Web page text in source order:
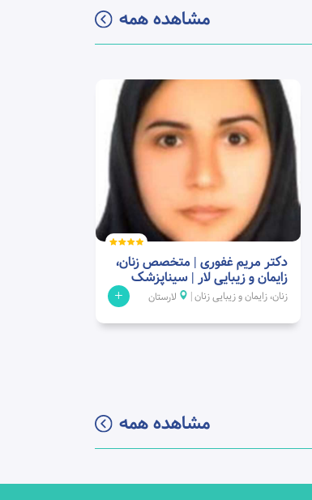
مشاهده همه
دکتر مریم غفوری | متخصص زنان،
زایمان و زیبایی لار | سیناپزشک
زنان، زایمان و زیبایی زنان | لارستان +
مشاهده همه